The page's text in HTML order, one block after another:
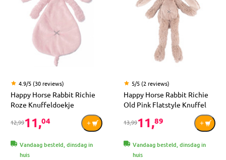
4.9/5 (30 reviews)
Happy Horse Rabbit Richie
Roze Knuffeldoekje
12,9911,04
Vandaag besteld, dinsdag in
huis
5/5 (2 reviews)
Happy Horse Rabbit Richie
Old Pink Flatstyle Knuffel
13,9911,89
Vandaag besteld, dinsdag in
huis